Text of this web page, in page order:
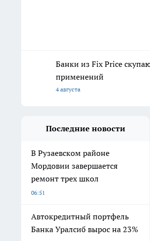
Банки из Fix Price
применений
4 августа
Последние новости
В Рузаевском районе
Мордовии завершается
ремонт трех школ
06:51
Автокредитный портфель
Банка Уралсиб вырос на 23%